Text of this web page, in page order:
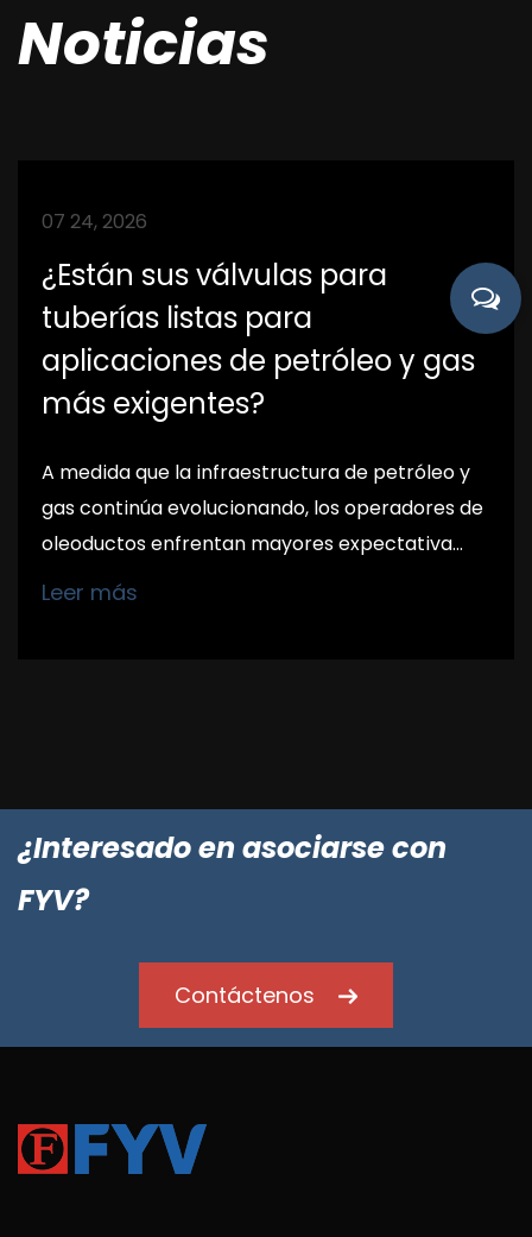
Noticias
07 24, 2026
¿Están sus válvulas para
tuberías listas para
aplicaciones de petróleo y gas
más exigentes?
A medida que la infraestructura de petróleo y
gas continúa evolucionando, los operadores de
oleoductos enfrentan mayores expectativa...
Leer más
¿Interesado en asociarse con
FYV?
Contáctenos